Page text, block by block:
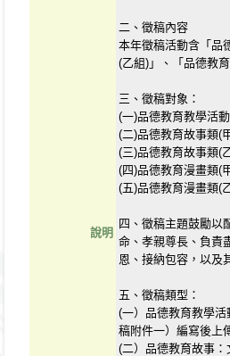
說明
二、徵稿內容
本年徵稿活動含「品
(乙組)」、「品德教
三、徵稿對象：
(一)品德教育教學活
(二)品德教育故事類(
(三)品德教育故事類(
(四)品德教育漫畫類(
(五)品德教育漫畫類(
四、徵稿主題鼓勵以
命、孝親尊長、負責
恩、接納包容，以及
五、徵稿類型：
(一）品德教育教學
稿附件一）編寫後上
(二）品德教育故事